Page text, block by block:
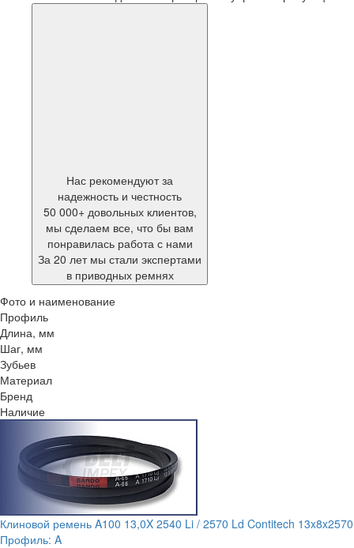
Нас рекомендуют за
надежность и честность
50 000+ довольных клиентов,
мы сделаем все, что бы вам
понравилась работа с нами
За 20 лет мы стали экспертами
в приводных ремнях
Фото и наименование
Профиль
Длина, мм
Шаг, мм
Зубьев
Материал
Бренд
Наличие
Клиновой ремень A100 13,0X 2540 Li / 2570 Ld Contitech 13x8x2570
Профиль: A